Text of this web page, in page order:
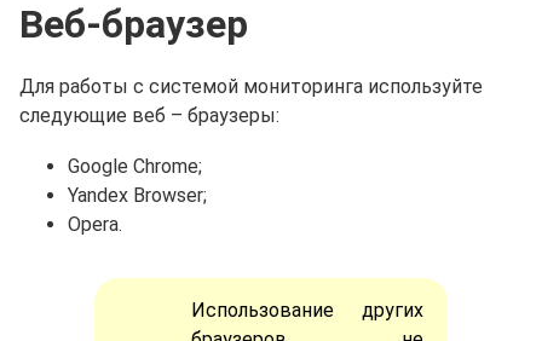
Веб-браузер
Для работы с системой мониторинга используйте
следующие веб – браузеры:
Google Chrome;
Yandex Browser;
Opera.
Использование других